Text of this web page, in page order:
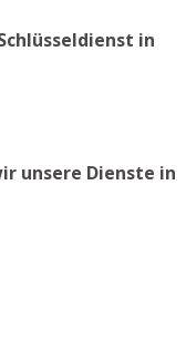
in
unsere Dienste in